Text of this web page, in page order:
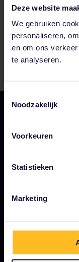
Deze website
We gebruiken
personaliseren,
en om ons
te analyseren.
Noodzakelijk
Voorkeuren
Statistieken
Marketing